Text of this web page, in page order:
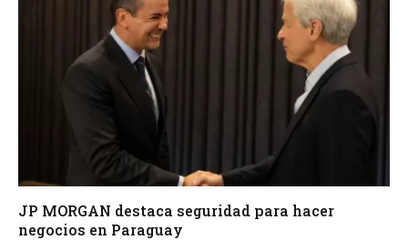
JP MORGAN destaca seguridad para hacer
negocios en Paraguay